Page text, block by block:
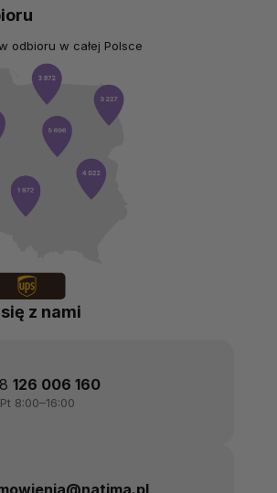
z nami
126 006 160
8:00–16:00
odbioru w całej Polsce